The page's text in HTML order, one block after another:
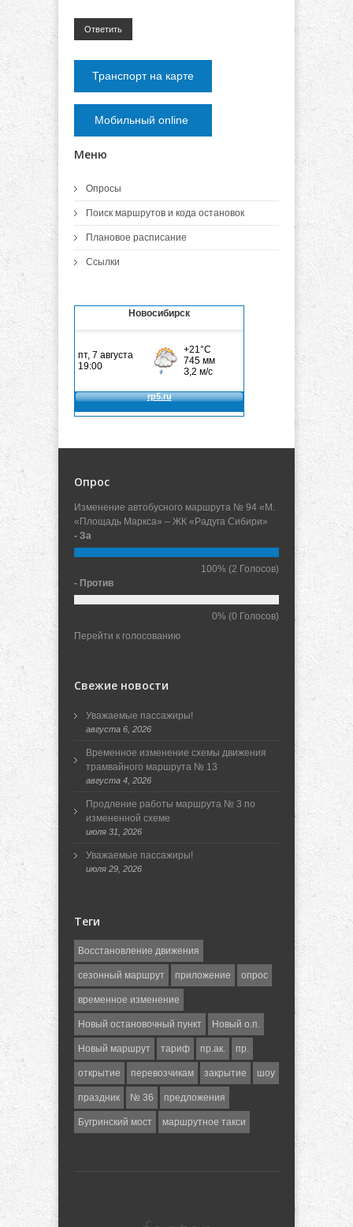
Ответить
Транспорт на карте
Мобильный online
Меню
Опросы
Поиск маршрутов и кода остановок
Плановое расписание
Ссылки
Новосибирск
Опрос
Изменение автобусного маршрута № 94 «М.
«Площадь Маркса» – ЖК «Радуга Сибири»
- За
100% (2 Голосов)
- Против
0% (0 Голосов)
Перейти к голосованию
Свежие новости
Уважаемые пассажиры!
августа 6, 2026
Временное изменение схемы движения
трамвайного маршрута № 13
августа 4, 2026
Продление работы маршрута № 3 по
измененной схеме
июля 31, 2026
Уважаемые пассажиры!
июля 29, 2026
Теги
Восстановление движения
сезонный маршрут приложение опрос
временное изменение
Новый остановочный пункт Новый о.п.
Новый маршрут тариф пр.ак. пр.
открытие перевозчикам закрытие шоу
праздник № 36 предложения
Бугринский мост маршрутное такси